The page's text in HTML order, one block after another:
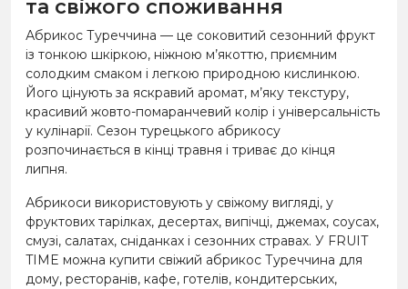
та свіжого споживання
Абрикос Туреччина — це соковитий сезонний фрукт
із тонкою шкіркою, ніжною м’якоттю, приємним
солодким смаком і легкою природною кислинкою.
Його цінують за яскравий аромат, м’яку текстуру,
красивий жовто-помаранчевий колір і універсальність
у кулінарії. Сезон турецького абрикосу
розпочинається в кінці травня і триває до кінця
липня.
Абрикоси використовують у свіжому вигляді, у
фруктових тарілках, десертах, випічці, джемах, соусах,
смузі, салатах, сніданках і сезонних стравах. У FRUIT
TIME можна купити свіжий абрикос Туреччина для
дому, ресторанів, кафе, готелів, кондитерських,